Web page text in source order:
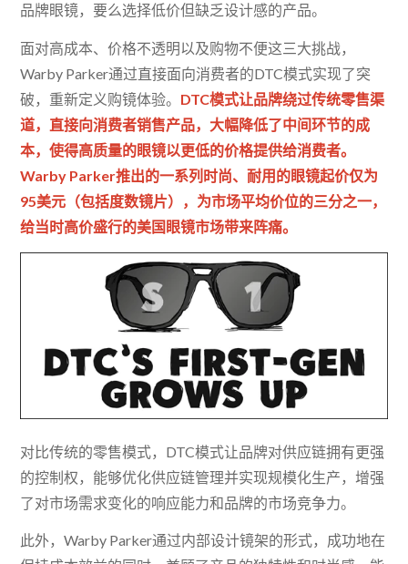
品牌眼镜，要么选择低价但缺乏设计感的产品。
面对高成本、价格不透明以及购物不便这三大挑战，
Warby Parker通过直接面向消费者的DTC模式实现了突
破，重新定义购镜体验。 DTC模式让品牌绕过传统零售渠
道，直接向消费者销售产品，大幅降低了中间环节的成
本，使得高质量的眼镜以更低的价格提供给消费者。
Warby Parker推出的一系列时尚、耐用的眼镜起价仅为
95美元（包括度数镜片），为市场平均价位的三分之一，
给当时高价盛行的美国眼镜市场带来阵痛。
对比传统的零售模式，DTC模式让品牌对供应链拥有更强
的控制权，能够优化供应链管理并实现规模化生产，增强
了对市场需求变化的响应能力和品牌的市场竞争力。
此外，Warby Parker通过内部设计镜架的形式，成功地在